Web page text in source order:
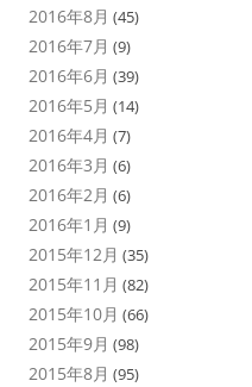
2016年8月 (45)
2016年7月 (9)
2016年6月 (39)
2016年5月 (14)
2016年4月 (7)
2016年3月 (6)
2016年2月 (6)
2016年1月 (9)
2015年12月 (35)
2015年11月 (82)
2015年10月 (66)
2015年9月 (98)
2015年8月 (95)